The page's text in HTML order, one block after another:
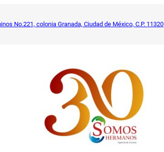
No.221, colonia Granada, Ciudad de México, C.P. 11320